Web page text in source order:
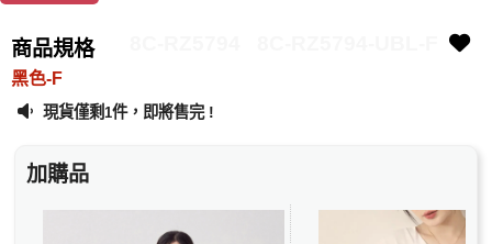
商品規格
黑色-F
現貨僅剩1件，即將售完 !
加購品